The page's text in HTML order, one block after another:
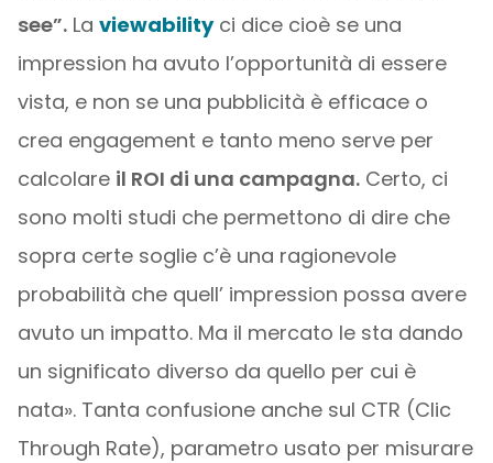
see”.La viewabilityci dice cioè se una
impression ha avuto l’opportunità di essere
vista, e non se una pubblicità è efficace o
crea engagement e tanto meno serve per
calcolare il ROI di una campagna.Certo, ci
sono molti studi che permettono di dire che
sopra certe soglie c’è una ragionevole
probabilità che quell’ impression possa avere
avuto un impatto. Ma il mercato le sta dando
un significato diverso da quello per cui è
nata». Tanta confusione anche sul CTR (Clic
Through Rate), parametro usato per misurare